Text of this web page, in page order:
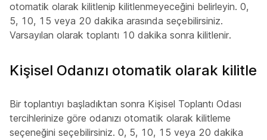
otomatik olarak kilitlenip kilitlenmeyeceğini belirleyin. 0,
5, 10, 15 veya 20 dakika arasında seçebilirsiniz.
Varsayılan olarak toplantı 10 dakika sonra kilitlenir.
Kişisel Odanızı otomatik olarak kilitle
Bir toplantıyı başladıktan sonra Kişisel Toplantı Odası
tercihlerinize göre odanızı otomatik olarak kilitleme
seçeneğini seçebilirsiniz. 0, 5, 10, 15 veya 20 dakika